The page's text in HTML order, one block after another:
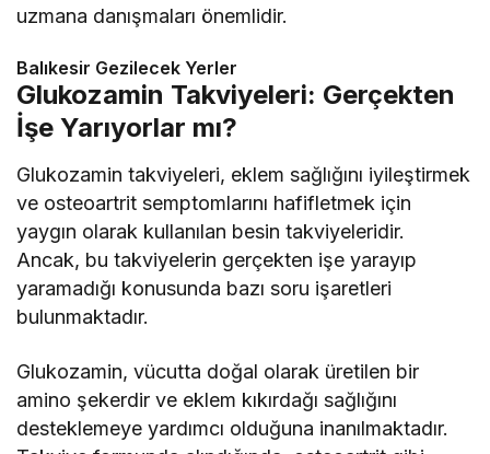
uzmana danışmaları önemlidir.
Balıkesir Gezilecek Yerler
Glukozamin Takviyeleri: Gerçekten
İşe Yarıyorlar mı?
Glukozamin takviyeleri, eklem sağlığını iyileştirmek
ve osteoartrit semptomlarını hafifletmek için
yaygın olarak kullanılan besin takviyeleridir.
Ancak, bu takviyelerin gerçekten işe yarayıp
yaramadığı konusunda bazı soru işaretleri
bulunmaktadır.
Glukozamin, vücutta doğal olarak üretilen bir
amino şekerdir ve eklem kıkırdağı sağlığını
desteklemeye yardımcı olduğuna inanılmaktadır.